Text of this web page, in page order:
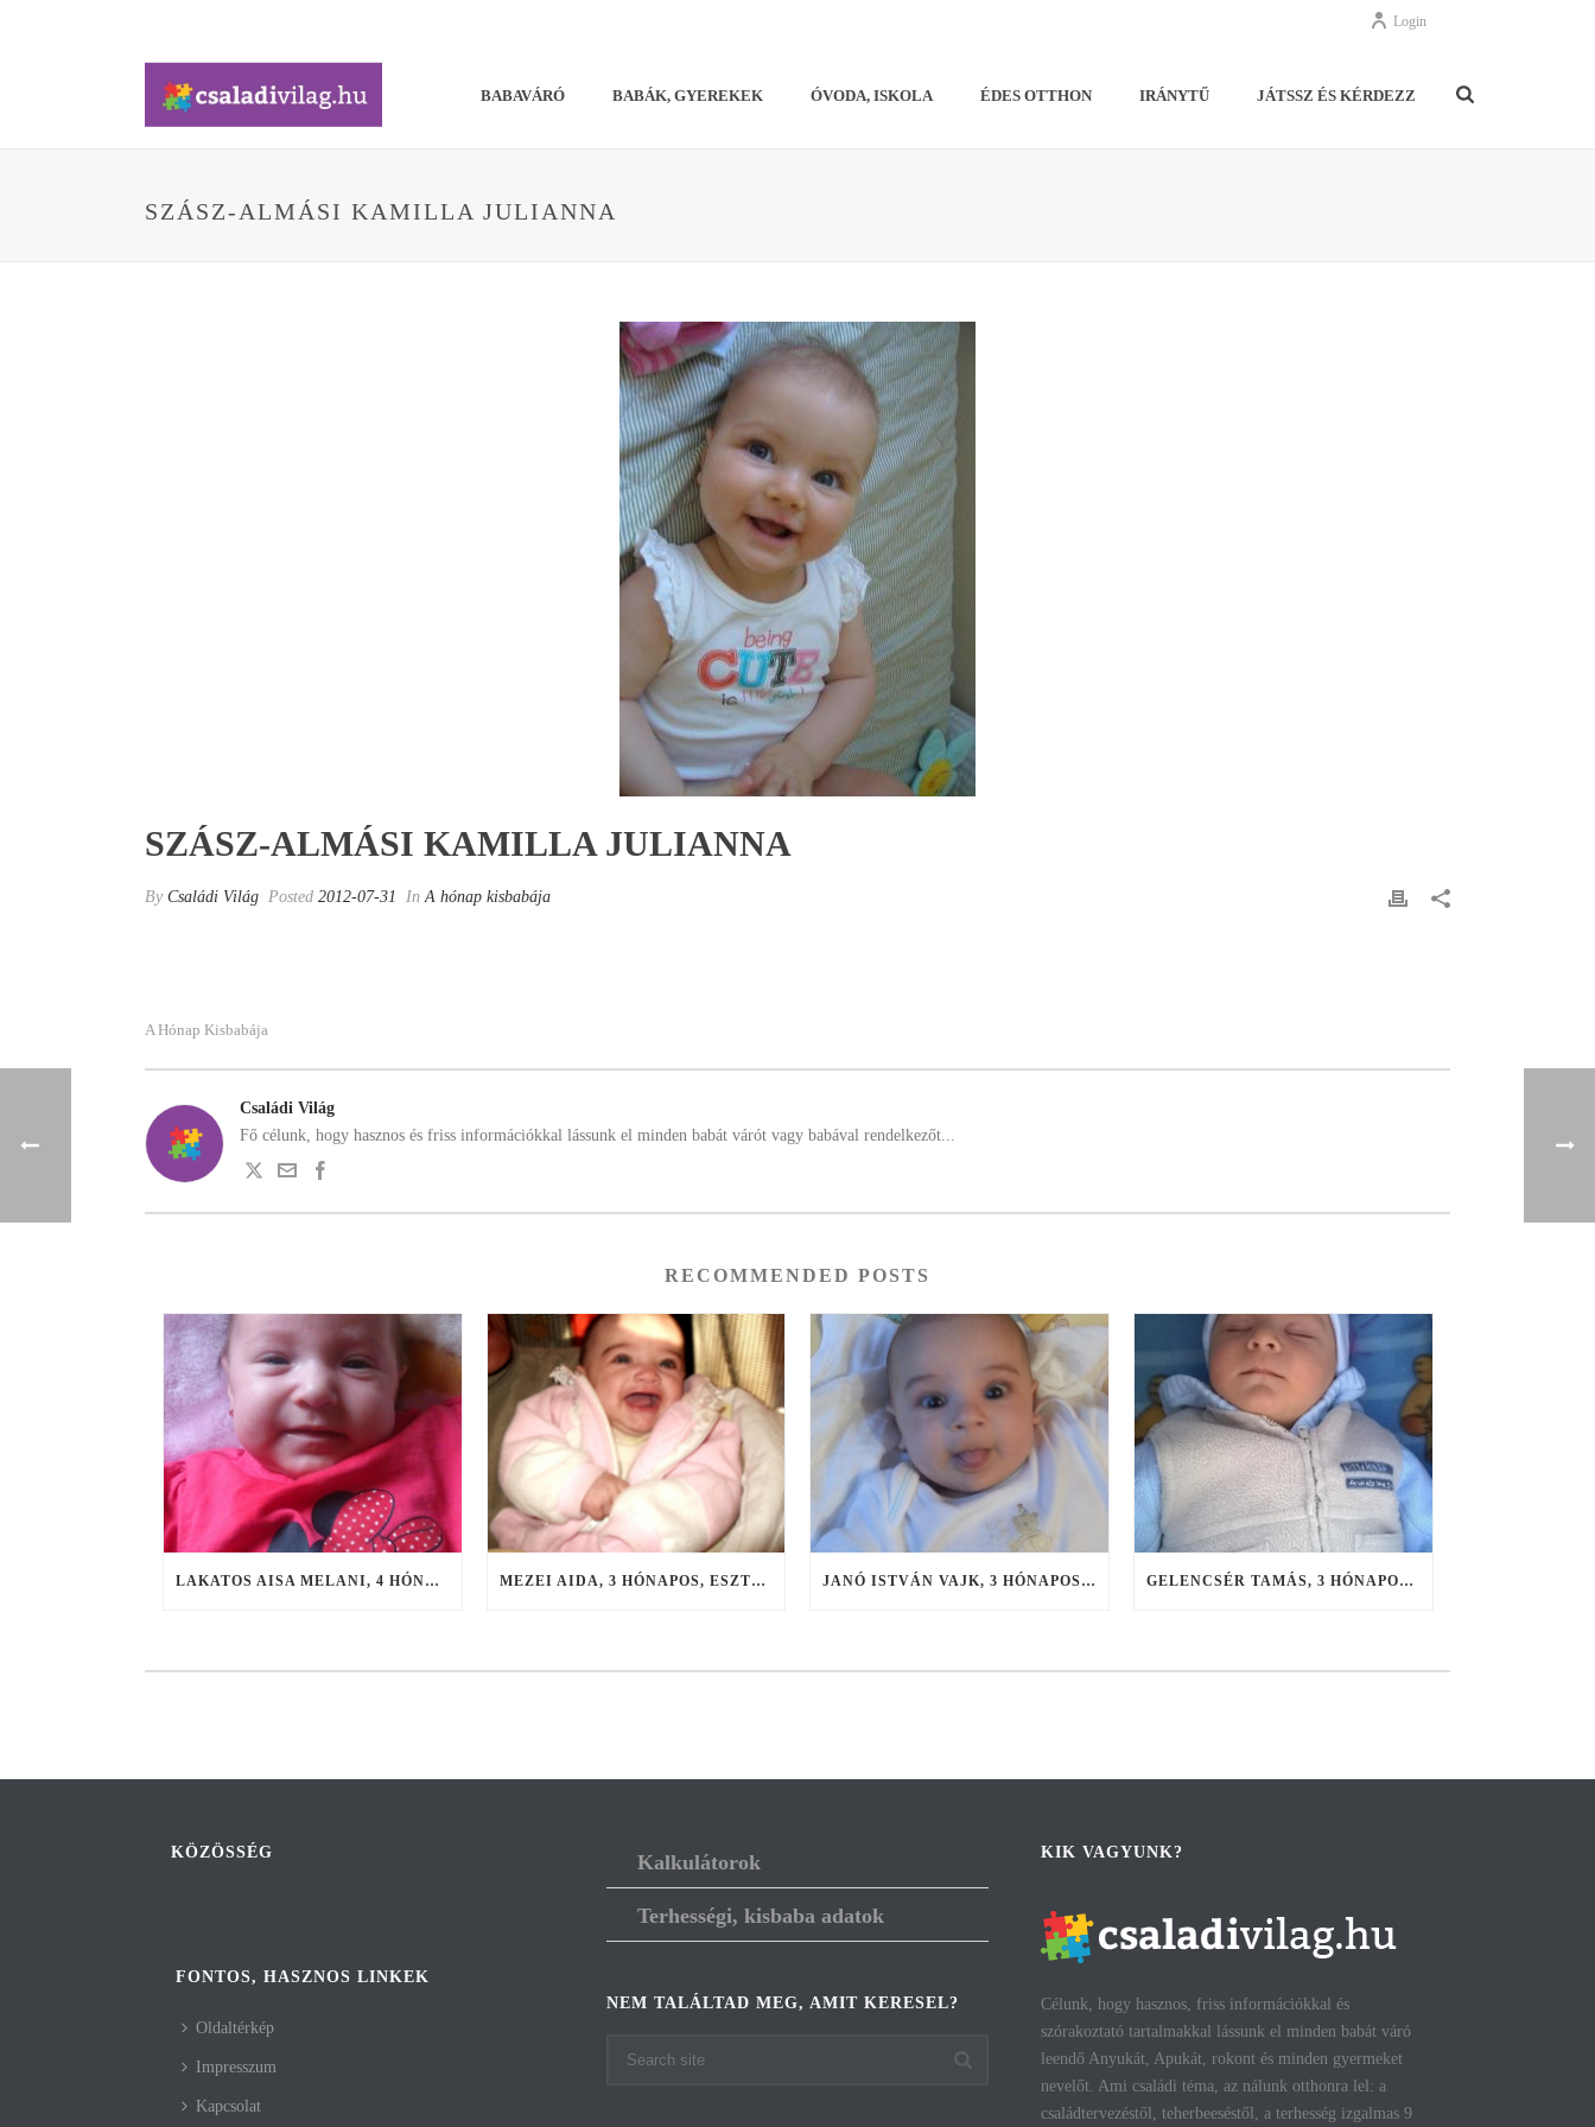
Login
BABAVÁRÓ BABÁK, GYEREKEK ÓVODA, ISKOLA ÉDES OTTHON IRÁNYTŰ JÁTSSZ ÉS KÉRDEZZ
SZÁSZ-ALMÁSI KAMILLA JULIANNA
SZÁSZ-ALMÁSI KAMILLA JULIANNA
By Családi Világ Posted 2012-07-31 InA hónap kisbabája
A Hónap Kisbabája
Családi Világ
Fő célunk, hogy hasznos és friss információkkal lássunk el minden babát várót vagy babával rendelkezőt...
RECOMMENDED POSTS
LAKATOS AISA MELANI, 4 HÓNAPOS, KÓTAJ MEZEI AIDA, 3 HÓNAPOS, ESZTÁR JANÓ ISTVÁN VAJK, 3 HÓNAPOS, DUNAHARASZTI GELENCSÉR TAMÁS, 3 HÓNAPOS, BUDAPEST
KÖZÖSSÉG
FONTOS, HASZNOS LINKEK
Oldaltérkép
Impresszum
Kapcsolat
Kalkulátorok
Terhességi, kisbaba adatok
NEM TALÁLTAD MEG, AMIT KERESEL?
KIK VAGYUNK?
Célunk, hogy hasznos, friss információkkal és
szórakoztató tartalmakkal lássunk el minden babát váró
leendő Anyukát, Apukát, rokont és minden gyermeket
nevelőt. Ami családi téma, az nálunk otthonra lel: a
családtervezéstől, teherbeeséstől, a terhesség izgalmas 9